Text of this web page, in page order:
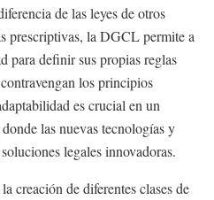
de las leyes de otros
prescriptivas, la DGCL permite a
para definir sus propias reglas
los principios
es crucial en un
las nuevas tecnologías y
legales innovadoras.
creación de diferentes clases de